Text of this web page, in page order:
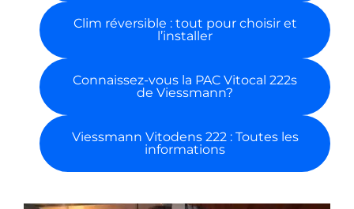
Clim réversible : tout pour choisir et
l’installer
Connaissez-vous la PAC Vitocal 222s
de Viessmann?
Viessmann Vitodens 222 : Toutes les
informations